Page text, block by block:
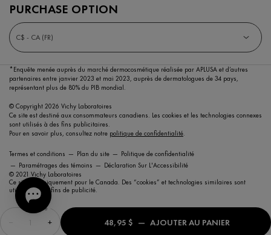
Quantité
+ 48,95 $ ― AJOUTER AU PANIER
PURCHASE OPTION
C$ - CA (FR)
*Enquête menée auprès du marché dermocosmétique réalisée par APLUSA et d’autres
partenaires entre janvier 2023 et mai 2023, auprès de dermatologues de 34 pays,
représentant plus de 80% du PIB mondial.
© Copyright 2026 Vichy Laboratoires
Ce site est destiné aux consommateurs canadiens. Les cookies et les technologies connexes
sont utilisés à des fins publicitaires.
Pour en savoir plus, consultez notre politique de confidentialité
Termes et conditions Plan du site
Politique de confidentialité
Paramétrages des témoins
Déclaration Sur L'Accessibilité
© 2021 Vichy Laboratoires
Ce site est uniquement pour le Canada. Des “cookies” et technologies similaires sont
utilisées à des fins de publicité.